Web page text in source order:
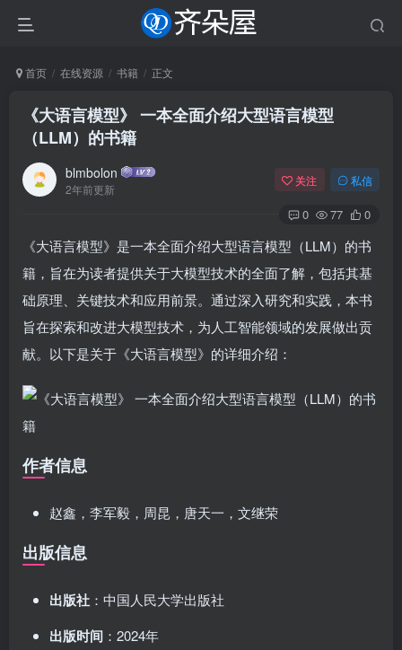
首页 在线资源 书籍 正文
《大语言模型》 一本全面介绍大型语言模型
（LLM）的书籍
blmbolon
2年前更新
关注 私信
0 77 0
《大语言模型》是一本全面介绍大型语言模型（LLM）的书
籍，旨在为读者提供关于大模型技术的全面了解，包括其基
础原理、关键技术和应用前景。通过深入研究和实践，本书
旨在探索和改进大模型技术，为人工智能领域的发展做出贡
献。以下是关于《大语言模型》的详细介绍：
作者信息
赵鑫，李军毅，周昆，唐天一，文继荣
出版信息
出版社 ：中国人民大学出版社
出版时间 ：2024年